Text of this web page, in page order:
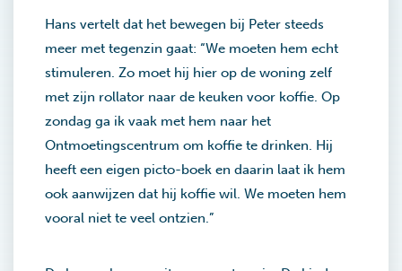
Hans vertelt dat het bewegen bij Peter steeds
meer met tegenzin gaat: “We moeten hem echt
stimuleren. Zo moet hij hier op de woning zelf
met zijn rollator naar de keuken voor koffie. Op
zondag ga ik vaak met hem naar het
Ontmoetingscentrum om koffie te drinken. Hij
heeft een eigen picto-boek en daarin laat ik hem
ook aanwijzen dat hij koffie wil. We moeten hem
vooral niet te veel ontzien.”